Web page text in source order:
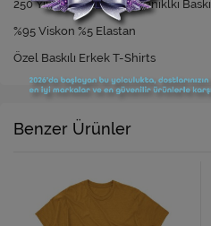
250 Yıkamaya Kadar Dayanıklkı Baskı
%95 Viskon %5 Elastan
Özel Baskılı Erkek T-Shirts
Benzer Ürünler